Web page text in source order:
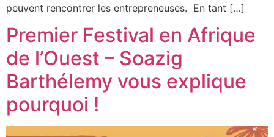
peuvent rencontrer les entrepreneuses. En tant […]
Premier Festival en Afrique
de l’Ouest – Soazig
Barthélemy vous explique
pourquoi !